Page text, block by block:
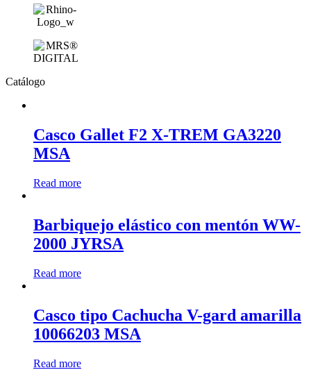
Catálogo
Casco Gallet F2 X-TREM GA3220
MSA
Read more
Barbiquejo elástico con mentón WW-
2000 JYRSA
Read more
Casco tipo Cachucha V-gard amarilla
10066203 MSA
Read more